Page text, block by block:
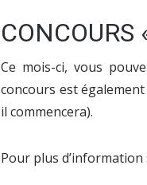
Ce mois-ci, vous
concours est
il commencera).
Pour plus